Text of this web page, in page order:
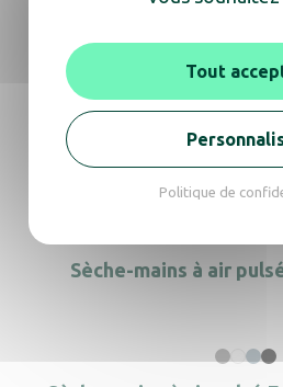
Dans la même
découvrez
Sèche-mains –
Sèche-mains à air
Tout
Politique de